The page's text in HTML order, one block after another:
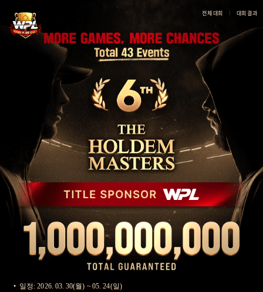
전체 대회 대회 결과
제
6
회
덤
마
스
팟
WPL
제
6
회
덤
마
스
일
정,
상
금
등
상
세
정
확
인
하
세
대
회
일
2026
년
02
2026
년
03
월
29
일
장
소
수
서
울
센
금
총
원
카
오
톡
픈
채
장
문
일정: 2026. 03. 30(월) ~ 05. 24(일)